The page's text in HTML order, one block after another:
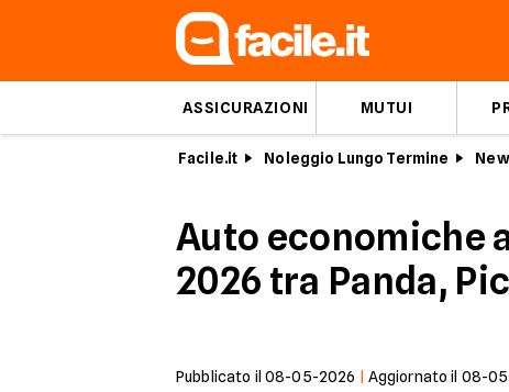
ASSICURAZIONI MUTUI
Facile.it Noleggio Lungo Termine
Auto economiche
2026 tra Panda,
Pubblicato il 08-05-2026 Aggiornato il 08-